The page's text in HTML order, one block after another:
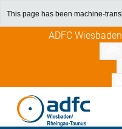
This page has been machine-
ADFC